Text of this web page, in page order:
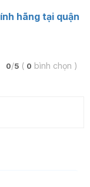
hãng tại quận
0/5 ( 0 bình chọn )